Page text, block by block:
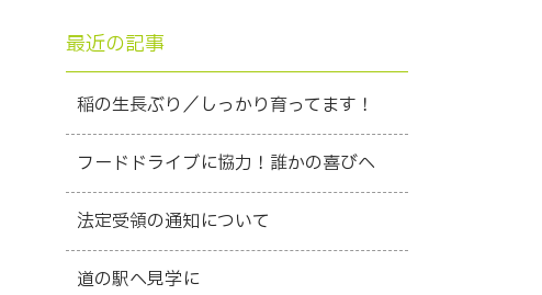
最近の記事
稲の生長ぶり／しっかり育ってます！
フードドライブに協力！誰かの喜びへ
法定受領の通知について
道の駅へ見学に